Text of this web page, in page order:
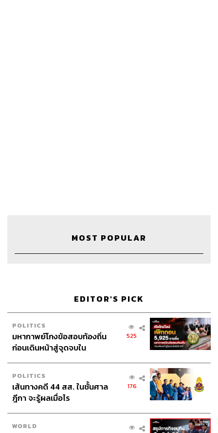
Credits
Show Creatorนครินทร์ วนกิจไพบูลย์
The Secret Sauce Manager
Producerภัทรพร บุญนำอุดม
Content Creator
ชาคร ฉายเพชร, ธนภาคย์ อิทธิชัยพล,
ภัทรสุดา บุญญศรี
Video Editorวุฒิชัย ถิระบัญชาศักดิ์
Sound Designer & Engineerกฤตพล จียะเกียรติ
Sound Recording Engineer
ขจีพรรณ วิจิตรรัตน์
MOST POPULAR
EDITOR'S PICK
POLITICS
มหากาพย์โกงข้อสอบท้องถิ่น
ก่อนเดินหน้าสู่จุดจบใน
525
POLITICS
เส้นทางคดี 44 สส. ในชั้นศาล
ฎีกา จะรู้ผลเมื่อไร
176
WORLD